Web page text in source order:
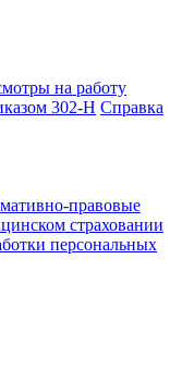
на работу
302-Н Справка
правовые
страховании
персональных